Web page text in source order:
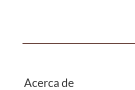
Acerca de